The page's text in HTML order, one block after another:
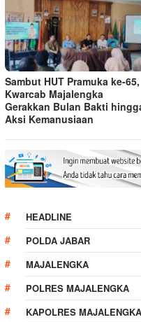
Sambut HUT Pramuka ke-65,
Kwarcab Majalengka
Gerakkan Bulan Bakti
Aksi Kemanusiaan
HEADLINE
POLDA JABAR
MAJALENGKA
POLRES MAJALENGKA
KAPOLRES MAJALENGKA